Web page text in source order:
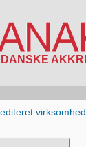
virksomhed